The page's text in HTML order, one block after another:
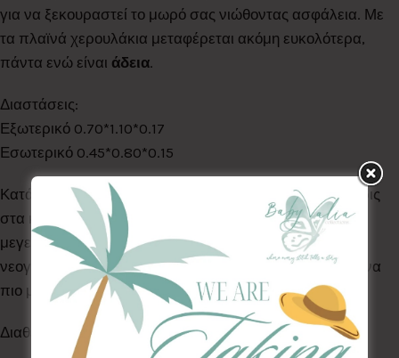
για να ξεκουραστεί το μωρό σας νιώθοντας ασφάλεια. Με
τα πλαϊνά χερουλάκια μεταφέρεται ακόμη ευκολότερα,
πάντα ενώ είναι άδεια.
Διαστάσεις:
Εξωτερικό 0.70*1.10*0.17
Εσωτερικό 0.45*0.80*0.15
Κατάλληλη για χρήση από νεογέννητα εώς 1 έτους. Χάρις
στα κορδόνια της στο κάτω μέρος προσαρμόζεται το
μεγεθός της, κάνοντάς τη μικρή σαν φωλίτσα για το
νεογέννητο αλλά και μεγαλύτερη για να νιώθει άνετα ένα
πιο μεγάλο μωράκι.
Διαθέτει φερμουάρ για να αφαιρούμε στο στρωματάκι.